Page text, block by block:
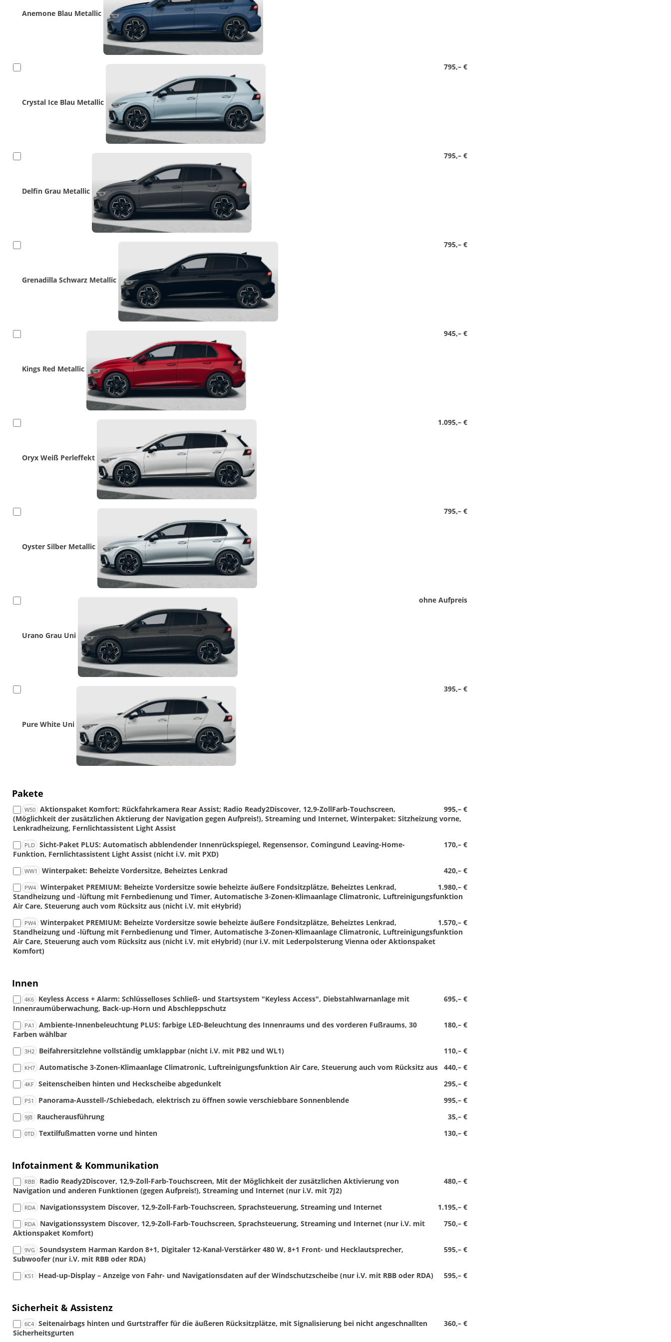
Pakete
W50 995,– €
Aktionspaket Komfort: Rückfahrkamera Rear Assist; Radio Ready2Discover, 12,9-ZollFarb-Touchscreen,
(Möglichkeit der zusätzlichen Aktierung der Navigation gegen Aufpreis!), Streaming und Internet, Winterpaket: Sitzheizung vorne,
Lenkradheizung, Fernlichtassistent Light Assist
PLD 170,– €
Sicht-Paket PLUS: Automatisch abblendender Innenrückspiegel, Regensensor, Comingund Leaving-Home-
Funktion, Fernlichtassistent Light Assist (nicht i.V. mit PXD)
WW1 420,– €
Winterpaket: Beheizte Vordersitze, Beheiztes Lenkrad
PW4 1.980,– €
Winterpaket PREMIUM: Beheizte Vordersitze sowie beheizte äußere Fondsitzplätze, Beheiztes Lenkrad,
Standheizung und -lüftung mit Fernbedienung und Timer, Automatische 3-Zonen-Klimaanlage Climatronic, Luftreinigungsfunktion
Air Care, Steuerung auch vom Rücksitz aus (nicht i.V. mit eHybrid)
PW4 1.570,– €
Winterpaket PREMIUM: Beheizte Vordersitze sowie beheizte äußere Fondsitzplätze, Beheiztes Lenkrad,
Standheizung und -lüftung mit Fernbedienung und Timer, Automatische 3-Zonen-Klimaanlage Climatronic, Luftreinigungsfunktion
Air Care, Steuerung auch vom Rücksitz aus (nicht i.V. mit eHybrid) (nur i.V. mit Lederpolsterung Vienna oder Aktionspaket
Komfort)
Innen
4K6 695,– €
Keyless Access + Alarm: Schlüsselloses Schließ- und Startsystem "Keyless Access", Diebstahlwarnanlage mit
Innenraumüberwachung, Back-up-Horn und Abschleppschutz
PA1 180,– €
Ambiente-Innenbeleuchtung PLUS: farbige LED-Beleuchtung des Innenraums und des vorderen Fußraums, 30
Farben wählbar
3H2 110,– €
Beifahrersitzlehne vollständig umklappbar (nicht i.V. mit PB2 und WL1)
KH7 440,– €
Automatische 3-Zonen-Klimaanlage Climatronic, Luftreinigungsfunktion Air Care, Steuerung auch vom Rücksitz aus
4KF 295,– €
Seitenscheiben hinten und Heckscheibe abgedunkelt
PS1 995,– €
Panorama-Ausstell-/Schiebedach, elektrisch zu öffnen sowie verschiebbare Sonnenblende
9JB 35,– €
Raucherausführung
0TD 130,– €
Textilfußmatten vorne und hinten
Infotainment & Kommunikation
RBB 480,– €
Radio Ready2Discover, 12,9-Zoll-Farb-Touchscreen, Mit der Möglichkeit der zusätzlichen Aktivierung von
Navigation und anderen Funktionen (gegen Aufpreis!), Streaming und Internet (nur i.V. mit 7J2)
RDA 1.195,– €
Navigationssystem Discover, 12,9-Zoll-Farb-Touchscreen, Sprachsteuerung, Streaming und Internet
RDA 750,– €
Navigationssystem Discover, 12,9-Zoll-Farb-Touchscreen, Sprachsteuerung, Streaming und Internet (nur i.V. mit
Aktionspaket Komfort)
9VG 595,– €
Soundsystem Harman Kardon 8+1, Digitaler 12-Kanal-Verstärker 480 W, 8+1 Front- und Hecklautsprecher,
Subwoofer (nur i.V. mit RBB oder RDA)
KS1 595,– €
Head-up-Display – Anzeige von Fahr- und Navigationsdaten auf der Windschutzscheibe (nur i.V. mit RBB oder RDA)
Sicherheit & Assistenz
6C4 360,– €
Seitenairbags hinten und Gurtstraffer für die äußeren Rücksitzplätze, mit Signalisierung bei nicht angeschnallten
Sicherheitsgurten
Anemone Blau Metallic
795,– €
Crystal Ice Blau Metallic
795,– €
Delfin Grau Metallic
795,– €
Grenadilla Schwarz Metallic
945,– €
Kings Red Metallic
1.095,– €
Oryx Weiß Perleffekt
795,– €
Oyster Silber Metallic
ohne Aufpreis
Urano Grau Uni
395,– €
Pure White Uni